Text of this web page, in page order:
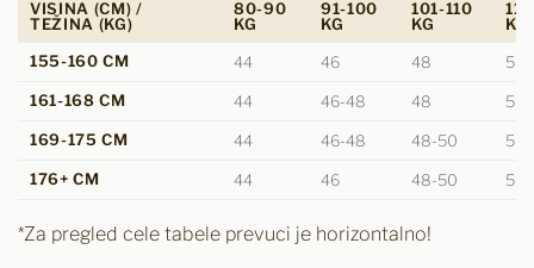
VISINA (CM) /
TEŽINA (KG)
80-90
KG
91-100
KG
101-110
KG
KG
155-160 CM
44 46 48
50
161-168 CM
44 46-48 48
50
169-175 CM
44 46-48 48-50
50
176+ CM
44 46 48-50
*Za pregled cele tabele prevuci je horizontalno!